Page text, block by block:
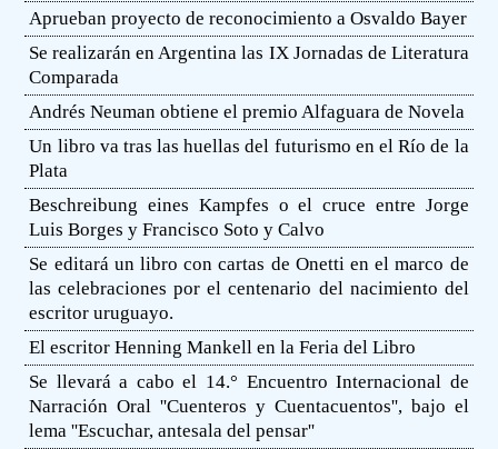
Aprueban proyecto de reconocimiento a Osvaldo Bayer
Se realizarán en Argentina las IX Jornadas de Literatura
Comparada
Andrés Neuman obtiene el premio Alfaguara de Novela
Un libro va tras las huellas del futurismo en el Río de la
Plata
Beschreibung eines Kampfes o el cruce entre Jorge
Luis Borges y Francisco Soto y Calvo
Se editará un libro con cartas de Onetti en el marco de
las celebraciones por el centenario del nacimiento del
escritor uruguayo.
El escritor Henning Mankell en la Feria del Libro
Se llevará a cabo el 14.° Encuentro Internacional de
Narración Oral ''Cuenteros y Cuentacuentos'', bajo el
lema ''Escuchar, antesala del pensar''